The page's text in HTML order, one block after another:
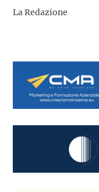
La Redazione